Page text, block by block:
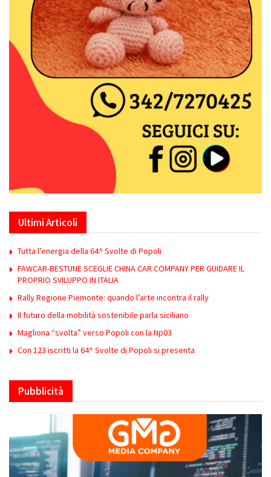
Ultimi Articoli
Tutta l’energia della 64^ Svolte di Popoli
FAWCAR-BESTUNE SCEGLIE CHINA CAR COMPANY PER GUIDARE IL
PROPRIO SVILUPPO IN ITALIA
Rally Regione Piemonte: quando l’arte incontra il rally
Il futuro della mobilità sostenibile parla siciliano
Magliona “svolta” verso Popoli con la Np03
Con 123 iscritti la 64^ Svolte di Popoli si presenta
Pubblicità